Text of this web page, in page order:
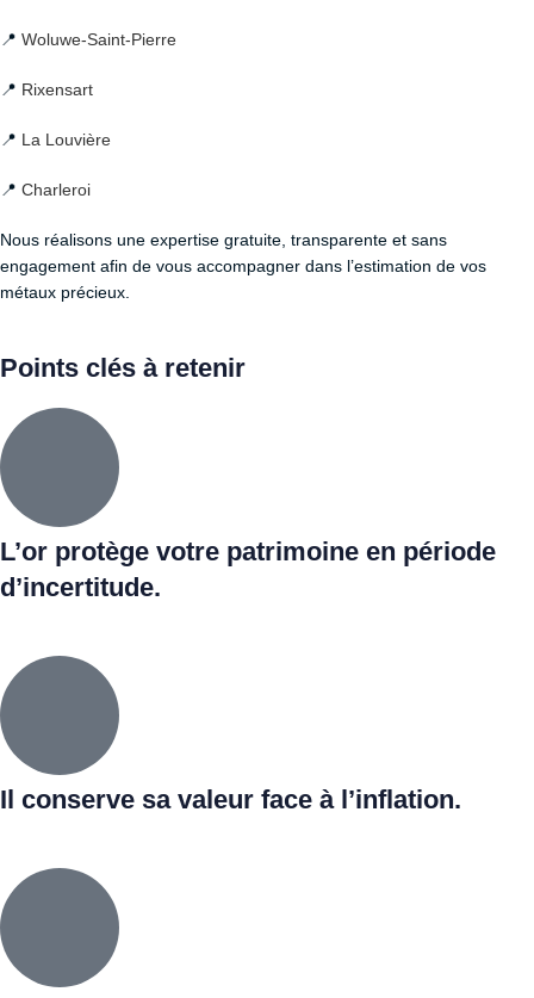
📍 Woluwe-Saint-Pierre
📍 Rixensart
📍 La Louvière
📍 Charleroi
Nous réalisons une expertise gratuite, transparente et sans
engagement afin de vous accompagner dans l’estimation de vos
métaux précieux.
Points clés à retenir
L’or protège votre patrimoine en période
d’incertitude.
Il conserve sa valeur face à l’inflation.